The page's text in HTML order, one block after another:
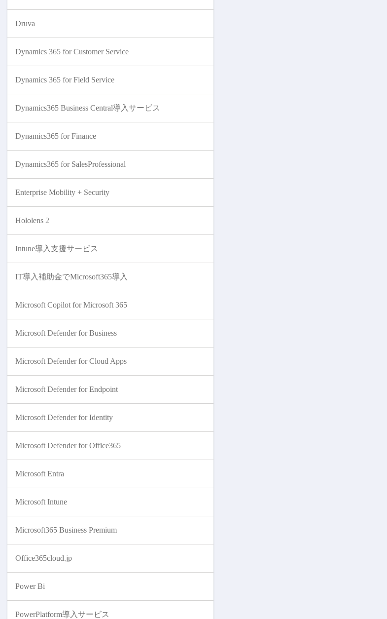
Druva
Dynamics 365 for Customer Service
Dynamics 365 for Field Service
Dynamics365 Business Central導入サービス
Dynamics365 for Finance
Dynamics365 for SalesProfessional
Enterprise Mobility + Security
Hololens 2
Intune導入支援サービス
IT導入補助金でMicrosoft365導入
Microsoft Copilot for Microsoft 365
Microsoft Defender for Business
Microsoft Defender for Cloud Apps
Microsoft Defender for Endpoint
Microsoft Defender for Identity
Microsoft Defender for Office365
Microsoft Entra
Microsoft Intune
Microsoft365 Business Premium
Office365cloud.jp
Power Bi
PowerPlatform導入サービス